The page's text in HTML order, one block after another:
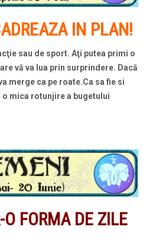
IN PLAN!
sau de sport. Aţi putea primi o
vă va lua prin surprindere. Dacă
merge ca pe roate.Ca sa fie si
o mica rotunjire a bugetului
FORMA DE ZILE